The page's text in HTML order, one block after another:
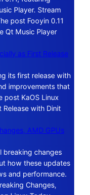
Player. Stream
post Fooyin 0.11
Qt Music Player
as First Release
its first release with
improvements that
post KaOS Linux
with Dinit
AMD GPUs
breaking changes
how these updates
and performance.
Changes,